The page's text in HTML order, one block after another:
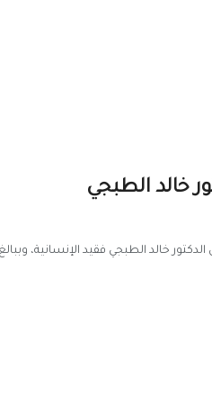
خالد الطبجي
الدكتور خالد الطبجي فقيد الإنسانية،